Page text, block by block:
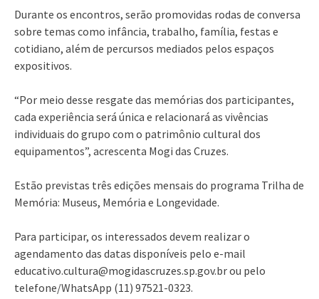
Durante os encontros, serão promovidas rodas de conversa
sobre temas como infância, trabalho, família, festas e
cotidiano, além de percursos mediados pelos espaços
expositivos.
“Por meio desse resgate das memórias dos participantes,
cada experiência será única e relacionará as vivências
individuais do grupo com o patrimônio cultural dos
equipamentos”, acrescenta Mogi das Cruzes.
Estão previstas três edições mensais do programa Trilha de
Memória: Museus, Memória e Longevidade.
Para participar, os interessados devem realizar o
agendamento das datas disponíveis pelo e-mail
educativo.cultura@mogidascruzes.sp.gov.br ou pelo
telefone/WhatsApp (11) 97521-0323.